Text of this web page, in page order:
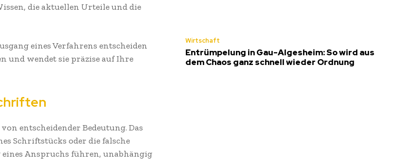
die aktuellen Urteile und die
eines Verfahrens entscheiden
wendet sie präzise auf Ihre
entscheidender Bedeutung. Das
Schriftstücks oder die falsche
Anspruchs führen, unabhängig
Wirtschaft
Entrümpelung in Gau-Algesheim: So wird aus
dem Chaos ganz schnell wieder Ordnung